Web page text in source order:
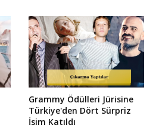
Grammy Ödülleri Jürisine
Türkiye'den Dört Sürpriz
İsim Katıldı